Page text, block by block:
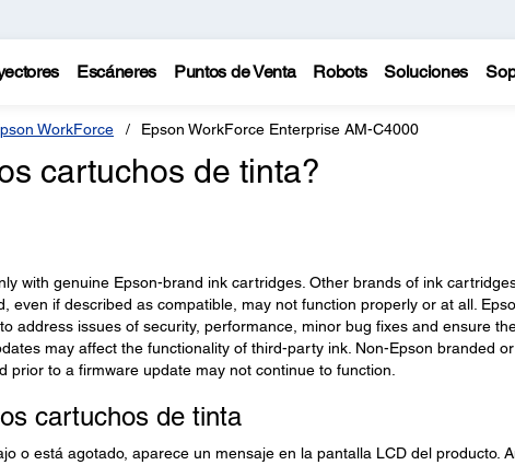
Escáneres Puntos de Venta Robots Soluciones
WorkForce Epson WorkForce Enterprise AM-C4000
cartuchos de tinta?
with genuine Epson-brand ink cartridges. Other brands of ink
even if described as compatible, may not function properly or at all.
address issues of security, performance, minor bug fixes and ensure
may affect the functionality of third-party ink. Non-Epson branded or
prior to a firmware update may not continue to function.
cartuchos de tinta
o está agotado, aparece un mensaje en la pantalla LCD del producto.